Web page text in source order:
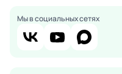
Мы в социальных сетях